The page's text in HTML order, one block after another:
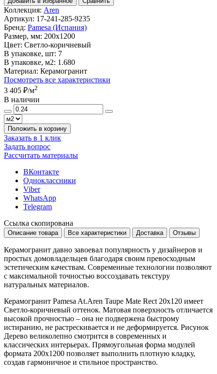
Коллекция: Aren
Артикул: 17-241-285-9235
Бренд: Pamesa (Испания)
Размер, мм: 200x1200
Цвет: Светло-коричневый
В упаковке, шт: 7
В упаковке, м2: 1.680
Материал: Керамогранит
Посмотреть все характеристики
3 405 ₽/м2
В наличии
Положить в корзину
Заказать в 1 клик
Задать вопрос
Рассчитать материалы
ВКонтакте
Одноклассники
Viber
WhatsApp
Telegram
Ссылка скопирована
Описание товара Все характеристики Доставка Отзывы
Керамогранит давно завоевал популярность у дизайнеров и
простых домовладельцев благодаря своим превосходным
эстетическим качествам. Современные технологии позволяют
с максимальной точностью воссоздавать текстуру
натуральных материалов.
Керамогранит Pamesa At.Aren Taupe Mate Rect 20x120 имеет
Светло-коричневый оттенок. Матовая поверхность отличается
высокой прочностью – она не подвержена быстрому
истиранию, не растрескивается и не деформируется. Рисунок
Дерево великолепно смотрится в современных и
классических интерьерах. Прямоугольная форма модулей
формата 200x1200 позволяет выполнить плотную кладку,
создав гармоничное и стильное пространство.